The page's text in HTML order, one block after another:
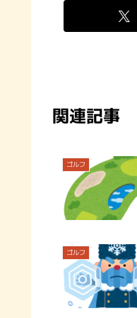
関連記事
ゴルフ
ゴルフ